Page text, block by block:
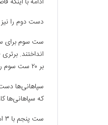
دست دوم را نیز
بر ۲۰ ست سوم را به نام سپاهان ثبت کرد.
که سپاهانی‌ها کار را یک سره